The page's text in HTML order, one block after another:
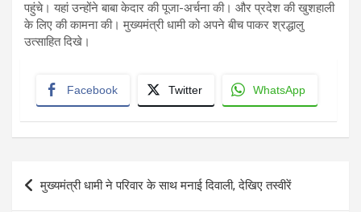
पहुंचे। यहां उन्होंने बाबा केदार की पूजा-अर्चना की। और प्रदेश की खुशहाली
के लिए की कामना की। मुख्यमंत्री धामी को अपने बीच पाकर श्रद्धालु
उत्साहित दिखे।
Facebook Twitter WhatsApp
Post
navigation
मुख्यमंत्री धामी ने परिवार के साथ मनाई दिवाली, देखिए तस्वीरें